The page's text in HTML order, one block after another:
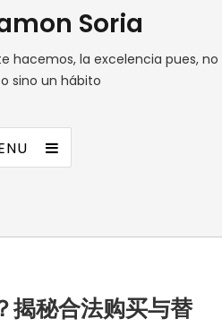
Soria
hacemos, la excelencia pues, no
sino un hábito
揭秘合法购买与替